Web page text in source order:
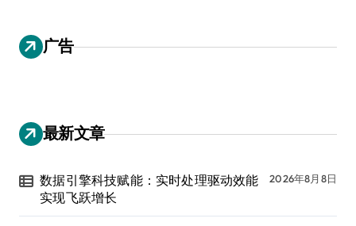
广告
最新文章
数据引擎科技赋能：实时处理驱动效能
实现飞跃增长
2026年8月8日